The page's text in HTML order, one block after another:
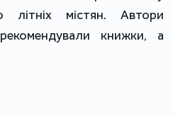
містян. Автори
книжки, а